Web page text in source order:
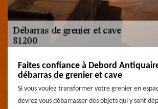
Faites confiance à Debord
débarras de grenier et cave
Si vous voulez transformer votre grenier en
devrez vous débarrasser des objets qui y sont